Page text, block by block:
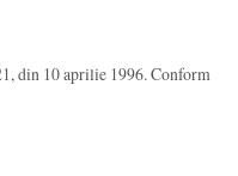
din 10 aprilie 1996. Conform